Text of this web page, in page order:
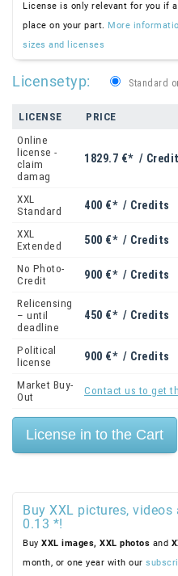
License is only relevant for you if
place on your part. More
sizes and licenses
Licensetyp: Standard
LICENSE PRICE
Online
license -
claim
damag
1829.7 €* /
XXL
Standard
400 €* / Credits
XXL
Extended
500 €* / Credits
No Photo-
Credit
900 €* / Credits
Relicensing
– until
deadline
450 €* / Credits
Political
license
900 €* / Credits
Market Buy-
Out
Contact us to get
Buy XXL pictures,
0.13 *!
Buy XXL images, XXL photos and
month, or one year with our